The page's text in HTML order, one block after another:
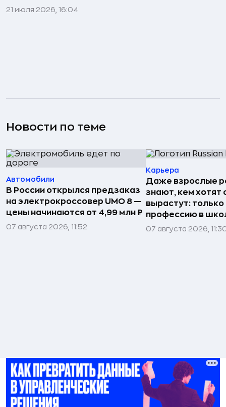
21 июля 2026, 16:04
Новости по теме
Автомобили
В России открылся предзаказ
на электрокроссовер UMO 8 —
цены начинаются от 4,99 млн ₽
07 августа 2026, 11:52
Карьера
Даже взрослые
знают, кем хотят
вырастут:
профессию в
07 августа 2026,